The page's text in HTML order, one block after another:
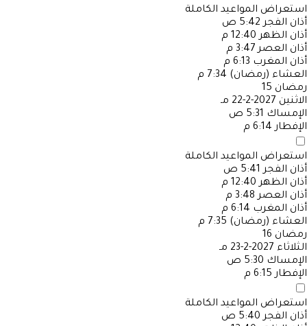
استعراض المواعيد الكاملة
أذان الفجر 5:42 ص
أذان الظهر 12:40 م
أذان العصر 3:47 م
أذان المغرب 6:13 م
العشاء (رمضان) 7:34 م
رمضان 15
الاثنين 2027-2-22 مـ
الإمساك 5:31 ص
الإفطار 6:14 م
استعراض المواعيد الكاملة
أذان الفجر 5:41 ص
أذان الظهر 12:40 م
أذان العصر 3:48 م
أذان المغرب 6:14 م
العشاء (رمضان) 7:35 م
رمضان 16
الثلاثاء 2027-2-23 مـ
الإمساك 5:30 ص
الإفطار 6:15 م
استعراض المواعيد الكاملة
أذان الفجر 5:40 ص